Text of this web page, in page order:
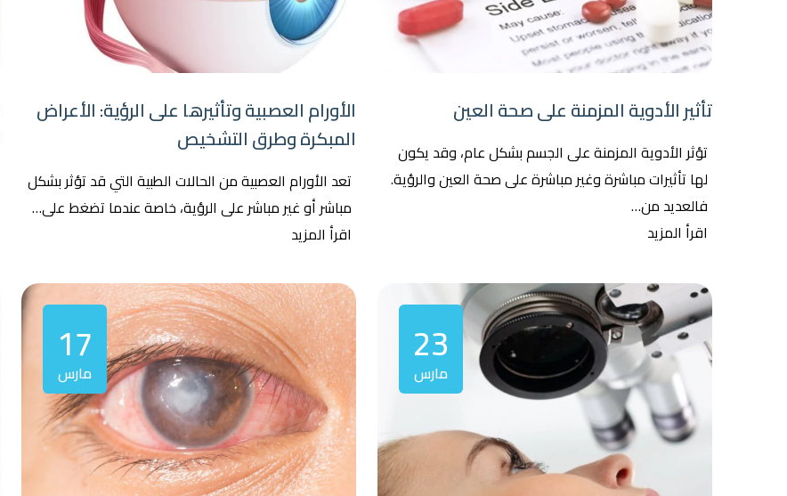
تأثير الأدوية المزمنة على صحة العين
تؤثر الأدوية المزمنة على الجسم بشكل عام، وقد يكون
لها تأثيرات مباشرة وغير مباشرة على صحة العين والرؤية.
فالعديد من…
اقرأ المزيد
الأورام العصبية وتأثيرها على الرؤية: الأعراض
المبكرة وطرق التشخيص
تعد الأورام العصبية من الحالات الطبية التي قد تؤثر بشكل
مباشر أو غير مباشر على الرؤية، خاصة عندما تضغط على…
اقرأ المزيد
23
مارس 17
مارس